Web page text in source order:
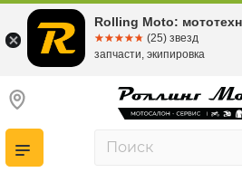
Rolling Moto:
☆☆☆☆☆
★★★★★ (25) звезд
запчасти, экипировка